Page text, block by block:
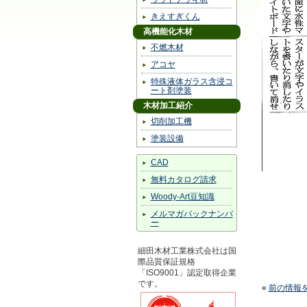
きえすぎくん
高機能化木材
不燃木材
アコヤ
特殊液体ガラス含浸コ
ート剤塗装
木材加工紹介
切削加工機
塗装設備
CAD
無料カタログ請求
Woody-Art豆知識
メルマガバックナンバ
ー
細田木材工業株式会社は国
際品質保証規格
「ISO9001」認定取得企業
です。
« 前の情報